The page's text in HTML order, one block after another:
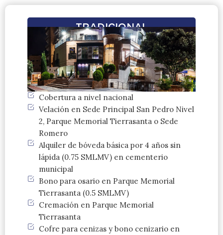
TRADICIONAL
Cobertura a nivel nacional
Velación en Sede Principal San Pedro Nivel
2, Parque Memorial Tierrasanta o Sede
Romero
Alquiler de bóveda básica por 4 años sin
lápida (0.75 SMLMV) en cementerio
municipal
Bono para osario en Parque Memorial
Tierrasanta (0.5 SMLMV)
Cremación en Parque Memorial
Tierrasanta
Cofre para cenizas y bono cenizario en